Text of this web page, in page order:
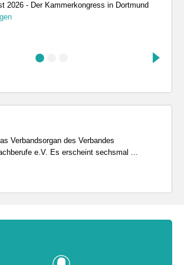
2026 - Der Kammerkongress in Dortmund
Verbandsorgan des Verbandes
e.V. Es erscheint sechsmal ...